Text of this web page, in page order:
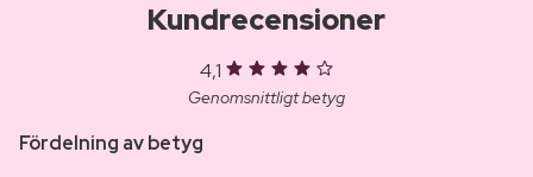
Kundrecensioner
4,1
Genomsnittligt betyg
Fördelning av betyg